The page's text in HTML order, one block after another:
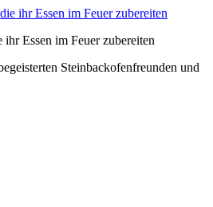
Essen im Feuer zubereiten
Steinbackofenfreunden und